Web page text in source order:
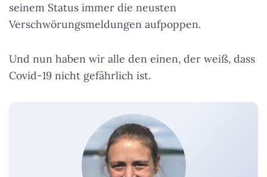
seinem Status immer die neusten
Verschwörungsmeldungen aufpoppen.
Und nun haben wir alle den einen, der weiß, dass
Covid-19 nicht gefährlich ist.